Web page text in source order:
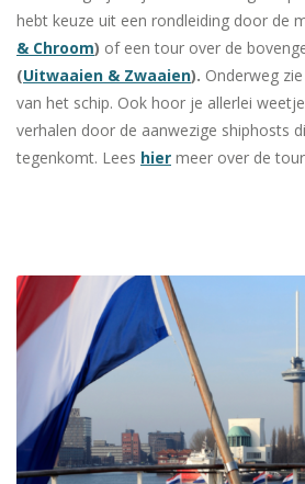
hebt keuze uit een rondleiding door de
& Chroom) of een tour over de
(Uitwaaien & Zwaaien). Onderweg
van het schip. Ook hoor je allerlei
verhalen door de aanwezige shiphosts
tegenkomt. Lees hier meer over de